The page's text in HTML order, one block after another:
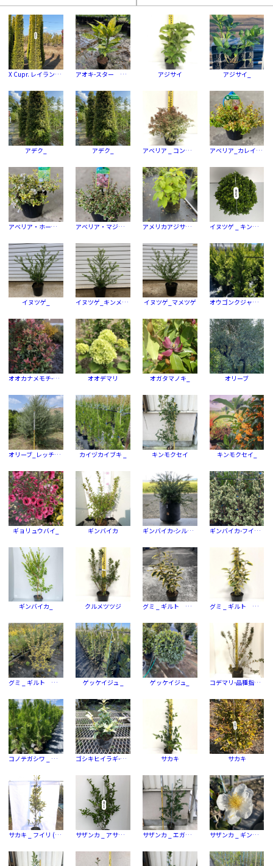
X Cupr. レイランディー_ゴールド ライダー アオキ-スター ダスト アジサイ アジサイ_
アデク_ アデク_ アベリア _ コンフェッティ アベリア_カレイドスコープⓇ
アベリア・ホープレイズ アベリア・マジックデイドリーム アメリカアジサイ-アナベル イヌツゲ _ キンメツゲ
イヌツゲ_ イヌツゲ_キンメツゲ イヌツゲ_マメツゲ オウゴンクジャクヒバ-品種指定なし
オオカナメモチ-ピンククリスピー オオデマリ オガタマノキ_ オリーブ
オリーブ_レッチーノ カイヅカイブキ _ キンモクセイ キンモクセイ_
ギョリュウバイ_ ギンバイカ ギンバイカ-シルキーベリー ギンバイカ-フイリ (斑入)
ギンバイカ_ クルメツツジ グミ _ ギルト エッジ グミ _ ギルト エッジ
グミ _ ギルト エッジ ゲッケイジュ _ ゲッケイジュ_ コデマリ-品種指定なし
コノテガシワ _ エレガンティシマ ゴシキヒイラギ-品種指定なし サカキ サカキ
サカキ _ フイリ (斑入) サザンカ _ アサクラ サザンカ _ エガオ（ピンク） サザンカ _ ギンキツネ（白）